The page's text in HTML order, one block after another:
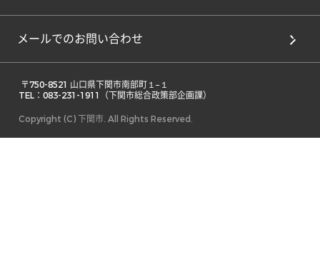
メールでのお問い合わせ
TEL：083-231-1911（下関市総合政策部企画課）
Copyright (C) 下関市. All Rights Reserved.